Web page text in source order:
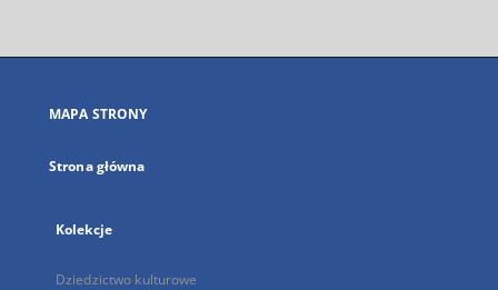
się
karcie
MAPA STRONY
Strona główna
Kolekcje
Dziedzictwo kulturowe